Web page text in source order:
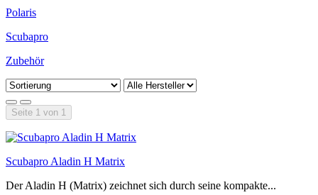
Polaris
Scubapro
Zubehör
Seite 1 von 1
Scubapro Aladin H Matrix
Der Aladin H (Matrix) zeichnet sich durch seine kompakte...